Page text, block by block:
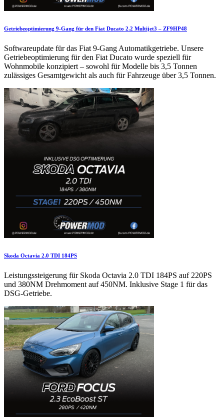
Getriebeoptimierung 9-Gang für den Fiat Ducato 2.2 Multijet3 – ZF9HP48
Softwareupdate für das Fiat 9-Gang Automatikgetriebe. Unsere
Getriebeoptimierung für den Fiat Ducato wurde speziell für
Wohnmobile konzipiert – sowohl für Modelle bis 3,5 Tonnen
zulässiges Gesamtgewicht als auch für Fahrzeuge über 3,5 Tonnen.
Skoda Octavia 2.0 TDI 184PS
Leistungssteigerung für Skoda Octavia 2.0 TDI 184PS auf 220PS
und 380NM Drehmoment auf 450NM. Inklusive Stage 1 für das
DSG-Getriebe.